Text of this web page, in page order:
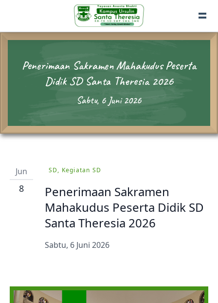
Penerimaan Sakramen Mahakudus Peserta
Didik SD Santa Theresia 2026
Sabtu, 6 Juni 2026
Jun
8
SD, Kegiatan SD
Penerimaan Sakramen
Mahakudus Peserta Didik SD
Santa Theresia 2026
Sabtu, 6 Juni 2026